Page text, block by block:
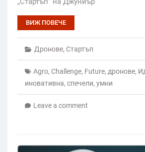
ВИЖ ПОВЕЧЕ
Дронове, Стартъп
Agro, Challenge, Future, дронове,
иновативна, спечели, умни
Leave a comment